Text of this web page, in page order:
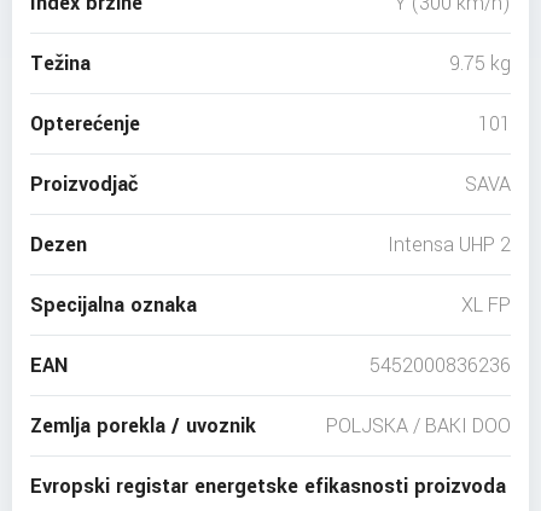
Težina 9.75 kg
Opterećenje 101
Proizvodjač SAVA
Dezen Intensa UHP 2
Specijalna oznaka XL FP
EAN 5452000836236
Zemlja porekla / uvoznik POLJSKA / BAKI DOO
Evropski registar energetske efikasnosti proizvoda